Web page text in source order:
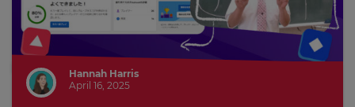
Hannah Harris
April 16, 2025